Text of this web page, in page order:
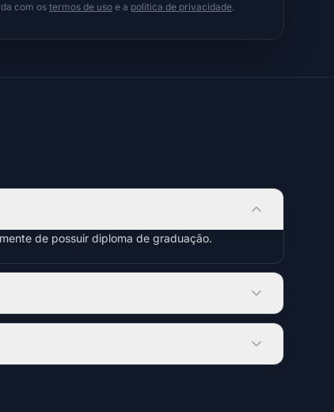
com os termos de uso e a política de privacidade.
de possuir diploma de graduação.